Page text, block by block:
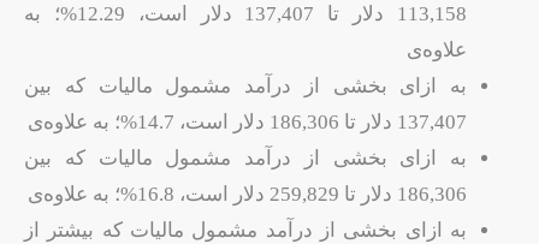
113,158 دلار تا 137,407 دلار است، 12.29%؛ به
علاوه‌ی
به ازای بخشی از درآمد مشمول مالیات که بین
137,407 دلار تا 186,306 دلار است، 14.7%؛ به علاوه‌ی
به ازای بخشی از درآمد مشمول مالیات که بین
186,306 دلار تا 259,829 دلار است، 16.8%؛ به علاوه‌ی
به ازای بخشی از درآمد مشمول مالیات که بیشتر از